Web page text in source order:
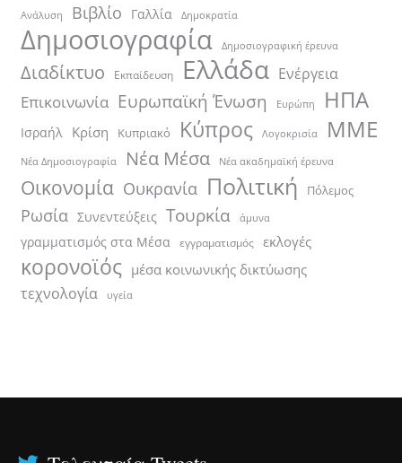
Ανάλυση Βιβλίο Γαλλία Δημοκρατία
Δημοσιογραφία Δημοσιογραφική έρευνα
Διαδίκτυο Εκπαίδευση Ελλάδα Ενέργεια
Επικοινωνία Ευρωπαϊκή Ένωση Ευρώπη ΗΠΑ
Ισραήλ Κρίση Κυπριακό Κύπρος Λογοκρισία ΜΜΕ
Νέα Δημοσιογραφία Νέα Μέσα Νέα ακαδημαϊκή έρευνα
Οικονομία Ουκρανία Πολιτική Πόλεμος
Ρωσία Συνεντεύξεις Τουρκία άμυνα
γραμματισμός στα Μέσα εγγραματισμός εκλογές
κορονοϊός μέσα κοινωνικής δικτύωσης
τεχνολογία υγεία